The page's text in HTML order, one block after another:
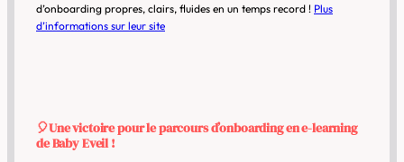
d’onboarding propres, clairs, fluides en un temps record ! Plus
d’informations sur leur site
🎈Une victoire pour le parcours d’onboardingen e-learning
de Baby Eveil !